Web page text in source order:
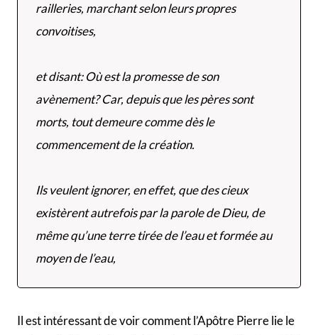
railleries, marchant selon leurs propres
convoitises,
et disant: Où est la promesse de son
avènement? Car, depuis que les pères sont
morts, tout demeure comme dès le
commencement de la création.
Ils veulent ignorer, en effet, que des cieux
existèrent autrefois par la parole de Dieu, de
même qu’une terre tirée de l’eau et formée au
moyen de l’eau,
Il est intéressant de voir comment l’Apôtre Pierre lie le